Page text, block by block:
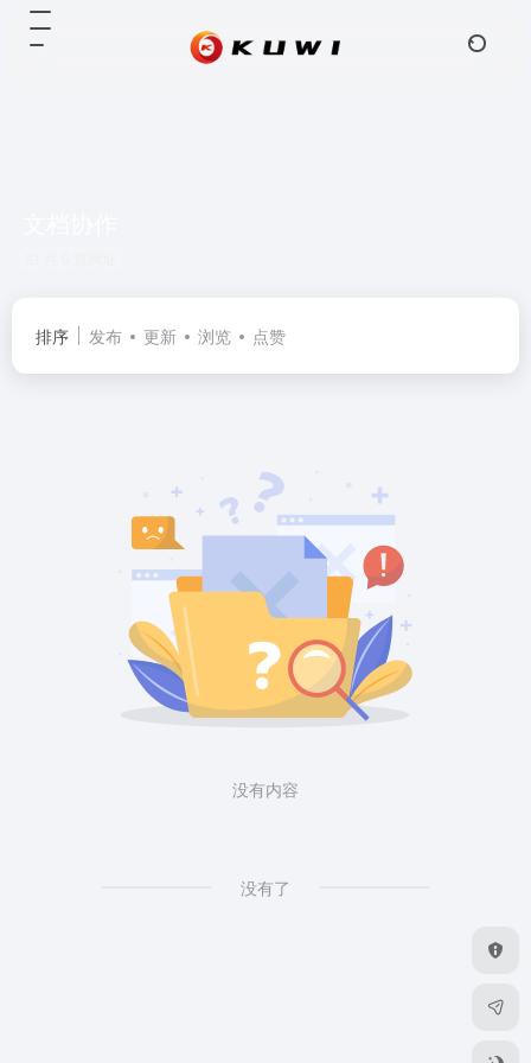
排序 发布 更新 浏览 点赞
没有内容
没有了